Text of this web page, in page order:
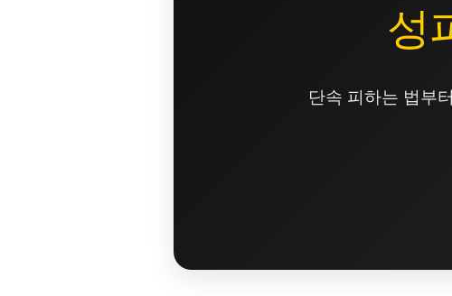
성
단속 피하는 법부